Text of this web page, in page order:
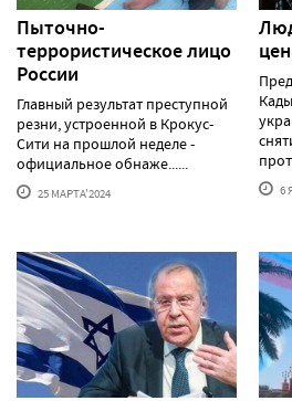
Пыточно-
террористическое лицо
России
Главный результат преступной
резни, устроенной в Крокус-
Сити на прошлой неделе -
официальное обнаже......
25 МАРТА'2024 6